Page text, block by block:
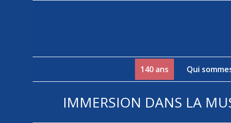
140 ans Qui
IMMERSION DANS LA